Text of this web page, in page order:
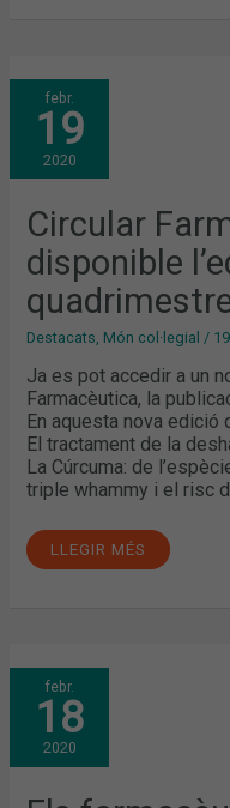
febr.
19
2020
Circular
disponible
Destacats, Món col·legial /
Ja es pot accedir a un
Farmacèutica, la
En aquesta nova
El tractament de la
La Cúrcuma: de
triple whammy i el risc
CIRCULAR
FARMACÈUTICA:
JA
DISPONIBLE
L’EDICIÓ
DEL
3R
LLEGIR MÉS
febr.
18
2020
ELS
FARMACÈUTICS
ES
FORMEN
PER
A
CONTRIBUIR
BON